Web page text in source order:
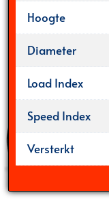
Hoogte
Diameter
Load Index
Speed Index
Versterkt